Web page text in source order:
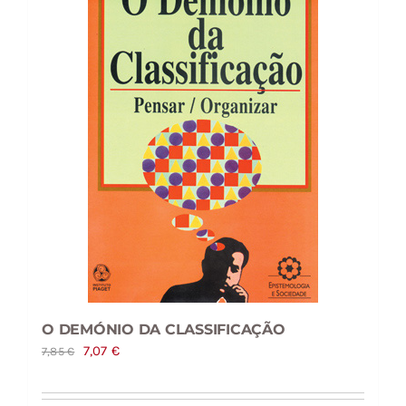
O DEMÓNIO DA CLASSIFICAÇÃO
7,85€
O
original
7,07 €O
atual